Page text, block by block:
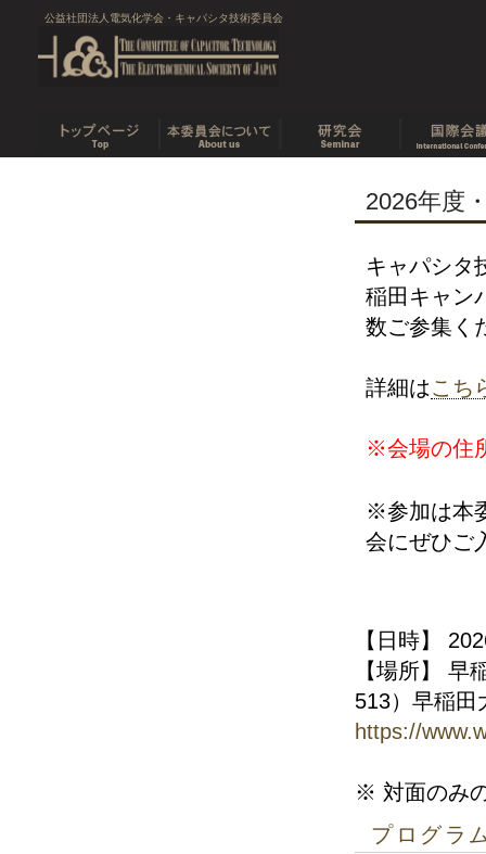
公益社団法人電気化学会・キャパシタ技術委員会
2026年度
キャパシタ
稲田キャン
数ご参集く
詳細はこち
※会場の住
※参加は本
会にぜひご
【日時】
【場所】 早
513）早稲田
https://
※ 対面のみ
プログラ